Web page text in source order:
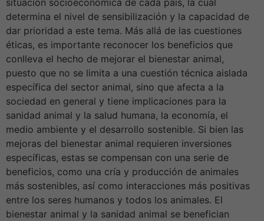
determina el nivel de sensibilización y la capacidad de
dar prioridad a este tema. Más allá de las cuestiones
éticas, es importante reconocer los beneficios que
conlleva el hecho de mejorar el bienestar animal,
puesto que no se limita a una cuestión técnica aislada
específica del sector animal, sino que afecta a la
sociedad en general y tiene implicaciones para la
sanidad animal y la salud humana, la economía, el
medio ambiente y el desarrollo sostenible. Si bien las
mejoras del bienestar animal requieren inversiones
específicas, estas se compensan con una serie de
beneficios, como una cría y producción de animales
más sostenibles, así como interacciones más positivas
entre los seres humanos y todos los animales. El
bienestar animal y la sanidad animal se benefician